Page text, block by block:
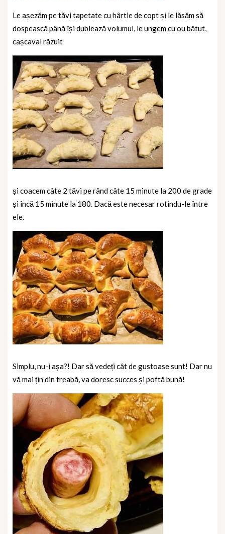
Le așezăm pe tăvi tapetate cu hârtie de copt și le lăsăm să
dospească până își dublează volumul, le ungem cu ou bătut,
cașcaval răzuit
și coacem câte 2 tăvi pe rând câte 15 minute la 200 de grade
și încă 15 minute la 180. Dacă este necesar rotindu-le între
ele.
Simplu, nu-i așa?! Dar să vedeți cât de gustoase sunt! Dar nu
vă mai țin din treabă, va doresc succes și poftă bună!